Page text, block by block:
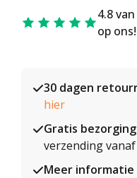
4.8
op ons!
30 dagen
hier
Gratis
verzending vanaf
Meer informatie